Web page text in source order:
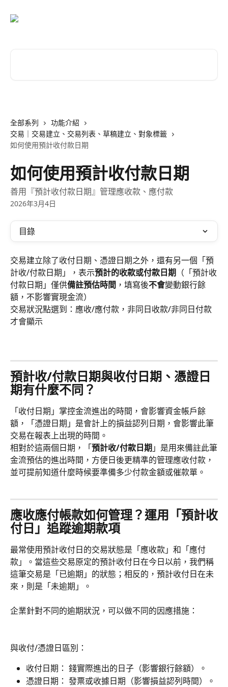
全部系列
功能介紹
交易｜交易建立、交易列表、草稿建立、對象標籤
如何使用預計收付款日期
如何使用預計收付款日期
善用『預計收付款日期』管理應收款、應付款
2026年3月4日
目錄
交易建立除了收付日期、憑證日期之外，還有另一個「預
計收/付款日期」，表示預計的收款或付款日期 （「預計收
付款日期」僅供備註預估時間 ，填寫後不會變動銀行餘
額，不影響實現金流）
交易狀況點選到：應收/應付款，非同日收款/非同日付款
才會顯示
預計收/付款日期與收付日期、憑證日
期有什麼不同？
「收付日期」掌控金流進出的時間，會影響資金帳戶餘
額，「憑證日期」是會計上的損益認列日期，會影響此筆
交易在報表上出現的時間。
相對於這兩個日期，「預計收/付款日期」是用來備註此筆
金流預估的進出時間，方便日後更精準的管理應收付款，
並可提前知道什麼時候要準備多少付款金額或催款單。
應收應付帳款如何管理？運用「預計收
付日」追蹤逾期款項
最常使用預計收付日的交易狀態是「應收款」和「應付
款」。當這些交易原定的預計收付日在今日以前，我們稱
這筆交易是「已逾期」的狀態；相反的，預計收付日在未
來，則是「未逾期」。
企業針對不同的逾期狀況，可以做不同的因應措施：
與收付/憑證日區別：
收付日期： 錢實際進出的日子（影響銀行餘額）。
憑證日期： 發票或收據日期（影響損益認列時間）。